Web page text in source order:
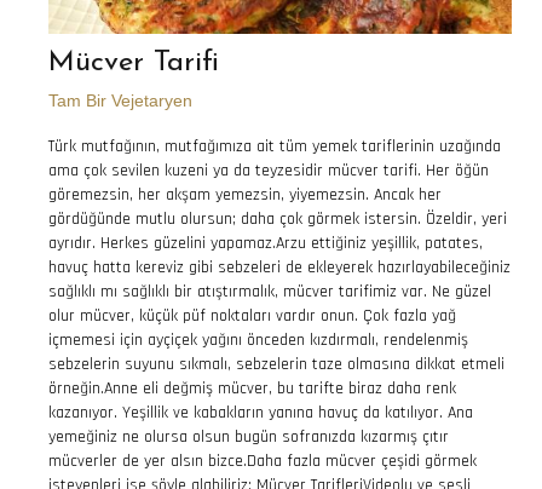
Mücver Tarifi
Tam Bir Vejetaryen
Türk mutfağının, mutfağımıza ait tüm yemek tariflerinin uzağında
ama çok sevilen kuzeni ya da teyzesidir mücver tarifi. Her öğün
göremezsin, her akşam yemezsin, yiyemezsin. Ancak her
gördüğünde mutlu olursun; daha çok görmek istersin. Özeldir, yeri
ayrıdır. Herkes güzelini yapamaz.Arzu ettiğiniz yeşillik, patates,
havuç hatta kereviz gibi sebzeleri de ekleyerek hazırlayabileceğiniz
sağlıklı mı sağlıklı bir atıştırmalık, mücver tarifimiz var. Ne güzel
olur mücver, küçük püf noktaları vardır onun. Çok fazla yağ
içmemesi için ayçiçek yağını önceden kızdırmalı, rendelenmiş
sebzelerin suyunu sıkmalı, sebzelerin taze olmasına dikkat etmeli
örneğin.Anne eli değmiş mücver, bu tarifte biraz daha renk
kazanıyor. Yeşillik ve kabakların yanına havuç da katılıyor. Ana
yemeğiniz ne olursa olsun bugün sofranızda kızarmış çıtır
mücverler de yer alsın bizce.Daha fazla mücver çeşidi görmek